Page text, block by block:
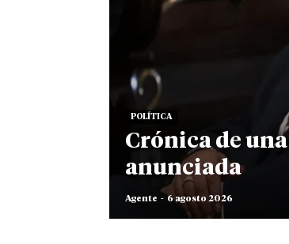
POLÍTICA
Crónica de
anunciada
Agente - 6 agosto 2026